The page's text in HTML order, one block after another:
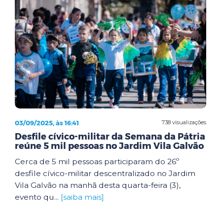
738 visualizações
03/09/2025, às 16:41
Desfile cívico-militar da Semana da Pátria
reúne 5 mil pessoas no Jardim Vila Galvão
Cerca de 5 mil pessoas participaram do 26º
desfile cívico-militar descentralizado no Jardim
Vila Galvão na manhã desta quarta-feira (3),
evento qu... [saiba mais]